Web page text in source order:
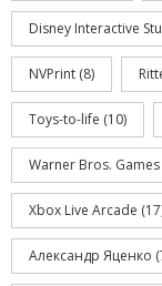
Disney Interactive
NVPrint (8)
Toys-to-life (10)
Warner Bros. Games
Xbox Live Arcade
Александр Яценко